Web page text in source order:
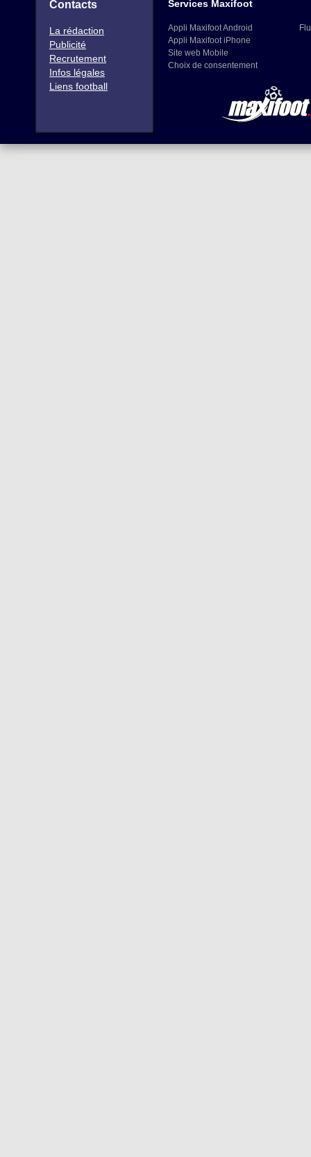
Contacts
La rédaction
Publicité
Recrutement
Infos légales
Liens football
Services Maxifoot
Appli Maxifoot Android
Appli Maxifoot iPhone
Site web Mobile
Choix de consentement